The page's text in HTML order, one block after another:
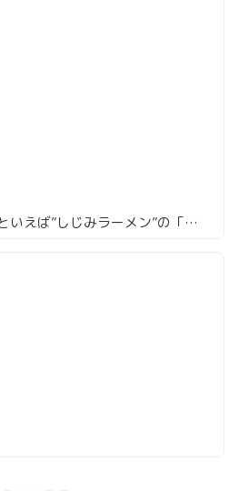
六本木の締めラーメンといえば”しじみラーメン”の「串とろ」